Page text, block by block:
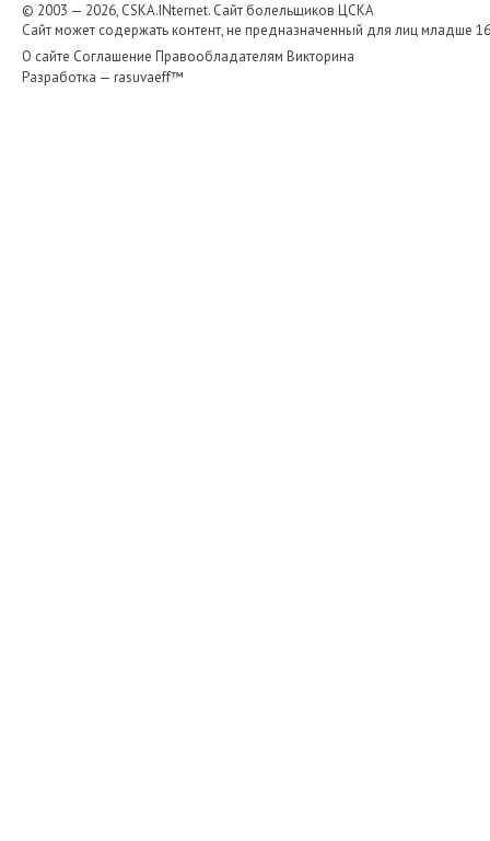
© 2003 — 2026, CSKA.INternet. Cайт болельщиков ЦСКА
Сайт может содержать контент, не предназначенный для лиц младше
О сайте Соглашение Правообладателям Викторина
Разработка — rasuvaeff™